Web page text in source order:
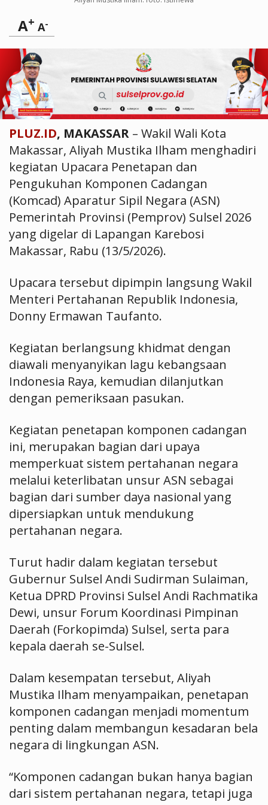
A+ A-
PLUZ.ID, MAKASSAR – Wakil Wali Kota
Makassar, Aliyah Mustika Ilham menghadiri
kegiatan Upacara Penetapan dan
Pengukuhan Komponen Cadangan
(Komcad) Aparatur Sipil Negara (ASN)
Pemerintah Provinsi (Pemprov) Sulsel 2026
yang digelar di Lapangan Karebosi
Makassar, Rabu (13/5/2026).
Upacara tersebut dipimpin langsung Wakil
Menteri Pertahanan Republik Indonesia,
Donny Ermawan Taufanto.
Kegiatan berlangsung khidmat dengan
diawali menyanyikan lagu kebangsaan
Indonesia Raya, kemudian dilanjutkan
dengan pemeriksaan pasukan.
Kegiatan penetapan komponen cadangan
ini, merupakan bagian dari upaya
memperkuat sistem pertahanan negara
melalui keterlibatan unsur ASN sebagai
bagian dari sumber daya nasional yang
dipersiapkan untuk mendukung
pertahanan negara.
Turut hadir dalam kegiatan tersebut
Gubernur Sulsel Andi Sudirman Sulaiman,
Ketua DPRD Provinsi Sulsel Andi Rachmatika
Dewi, unsur Forum Koordinasi Pimpinan
Daerah (Forkopimda) Sulsel, serta para
kepala daerah se-Sulsel.
Dalam kesempatan tersebut, Aliyah
Mustika Ilham menyampaikan, penetapan
komponen cadangan menjadi momentum
penting dalam membangun kesadaran bela
negara di lingkungan ASN.
“Komponen cadangan bukan hanya bagian
dari sistem pertahanan negara, tetapi juga